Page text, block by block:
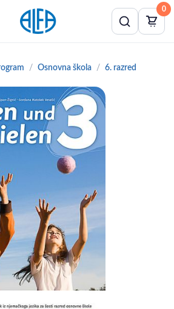
0
Osnovna škola 6. razred